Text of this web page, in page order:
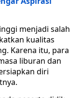
menjadi salah
kualitas
Karena itu, para
liburan dan
diri